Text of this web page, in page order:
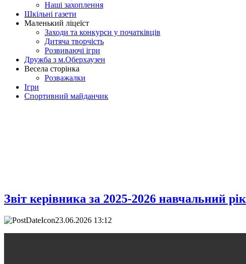
Наші захоплення
Шкільні газети
Маленький ліцеїст
Заходи та конкурси у початківців
Дитяча творчість
Розвиваючі ігри
Дружба з м.Оберхаузен
Весела сторінка
Розважалки
Ігри
Спортивний майданчик
Звіт керівника за 2025-2026 навчальний рік
23.06.2026 13:12